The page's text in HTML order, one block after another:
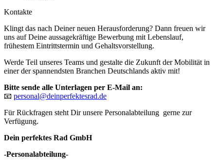
Kontakte
Klingt das nach Deiner neuen Herausforderung? Dann freuen wir
uns auf Deine aussagekräftige Bewerbung mit Lebenslauf,
frühestem Eintrittstermin und Gehaltsvorstellung.
Werde Teil unseres Teams und gestalte die Zukunft der Mobilität in
einer der spannendsten Branchen Deutschlands aktiv mit!
Bitte sende alle Unterlagen per E-Mail an:
📧 personal@deinperfektesrad.de
Für Rückfragen steht Dir unsere Personalabteilung gerne zur
Verfügung.
Dein perfektes Rad GmbH
-Personalabteilung-